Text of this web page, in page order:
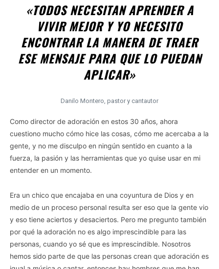
«TODOS NECESITAN APRENDER A
VIVIR MEJOR Y YO NECESITO
ENCONTRAR LA MANERA DE TRAER
ESE MENSAJE PARA QUE LO PUEDAN
APLICAR»
Danilo Montero, pastor y cantautor
Como director de adoración en estos 30 años, ahora
cuestiono mucho cómo hice las cosas, cómo me acercaba a la
gente, y no me disculpo en ningún sentido en cuanto a la
fuerza, la pasión y las herramientas que yo quise usar en mi
entender en un momento.
Era un chico que encajaba en una coyuntura de Dios y en
medio de un proceso personal resulta ser eso que la gente vio
y eso tiene aciertos y desaciertos. Pero me pregunto también
por qué la adoración no es algo imprescindible para las
personas, cuando yo sé que es imprescindible. Nosotros
hemos sido parte de que las personas crean que adoración es